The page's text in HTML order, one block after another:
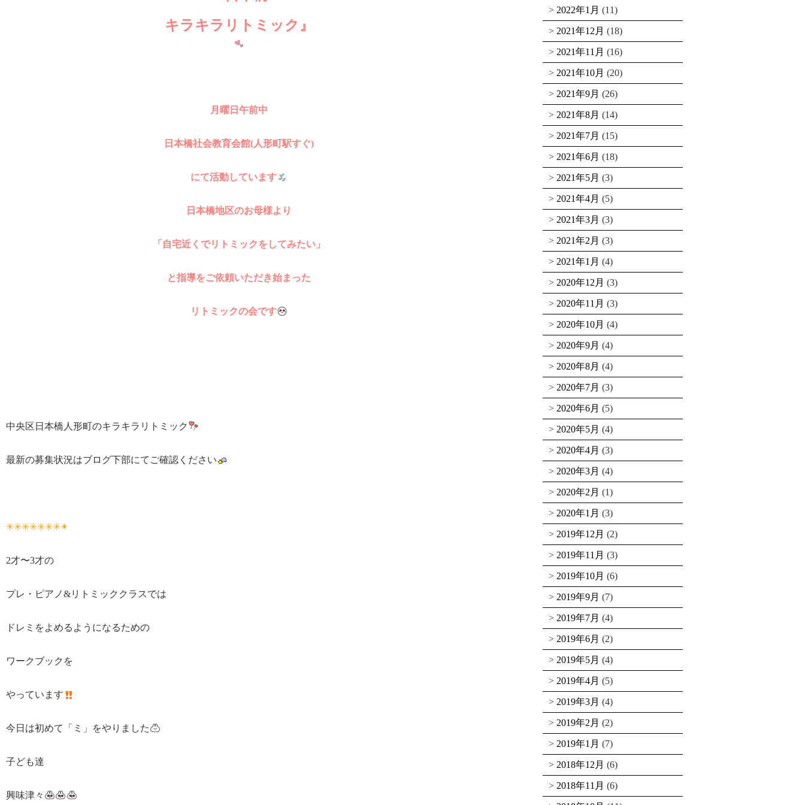
キラキラリトミック』
月曜日午前中
日本橋社会教育会館(人形町駅すぐ)
にて活動しています
日本橋地区のお母様より
「自宅近くでリトミックをしてみたい」
と指導をご依頼いただき始まった
リトミックの会です
中央区日本橋人形町のキラキラリトミック
最新の募集状況はブログ下部にてご確認ください
✳✳✳✳✳✳✳✴
2才〜3才の
プレ・ピアノ&リトミッククラスでは
ドレミをよめるようになるための
ワークブックを
やっています
今日は初めて「ミ」をやりました
子ども達
興味津々
2022年1月 (11)
2021年12月 (18)
2021年11月 (16)
2021年10月 (20)
2021年9月 (26)
2021年8月 (14)
2021年7月 (15)
2021年6月 (18)
2021年5月 (3)
2021年4月 (5)
2021年3月 (3)
2021年2月 (3)
2021年1月 (4)
2020年12月 (3)
2020年11月 (3)
2020年10月 (4)
2020年9月 (4)
2020年8月 (4)
2020年7月 (3)
2020年6月 (5)
2020年5月 (4)
2020年4月 (3)
2020年3月 (4)
2020年2月 (1)
2020年1月 (3)
2019年12月 (2)
2019年11月 (3)
2019年10月 (6)
2019年9月 (7)
2019年7月 (4)
2019年6月 (2)
2019年5月 (4)
2019年4月 (5)
2019年3月 (4)
2019年2月 (2)
2019年1月 (7)
2018年12月 (6)
2018年11月 (6)